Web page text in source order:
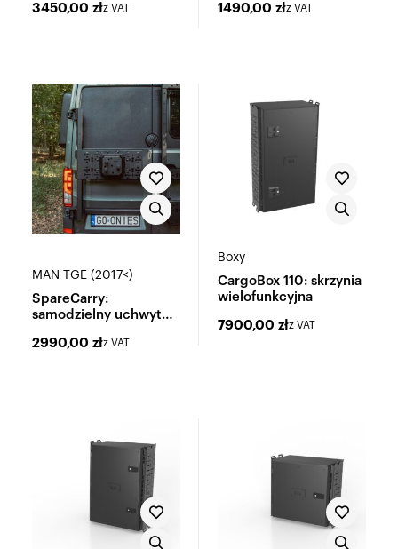
3450,00 złz VAT
1490,00 złz VAT
MAN TGE (2017<)
SpareCarry:
samodzielny uchwyt
2990,00 złz VAT
Boxy
CargoBox 110: skrzynia
wielofunkcyjna
7900,00 złz VAT